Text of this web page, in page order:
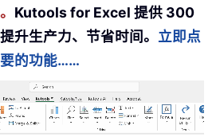
Kutools for Excel 提供 300
升生产力、节省时间。 立即点
的功能……